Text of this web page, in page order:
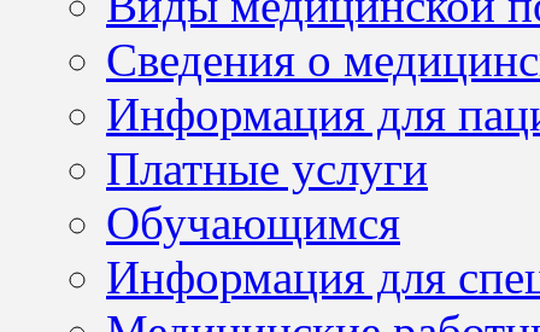
Сведения о
Информация для
Платные услуги
Обучающимся
Информация для